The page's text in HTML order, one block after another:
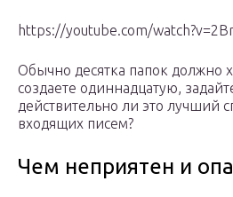
https://youtube.com/
Обычно десятка папок должно
создаете одиннадцатую,
действительно ли это лучший
входящих писем?
Чем неприятен и